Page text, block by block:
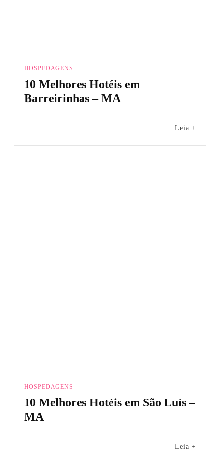
HOSPEDAGENS
10 Melhores Hotéis em
Barreirinhas – MA
Leia +
HOSPEDAGENS
10 Melhores Hotéis em São Luís –
MA
Leia +